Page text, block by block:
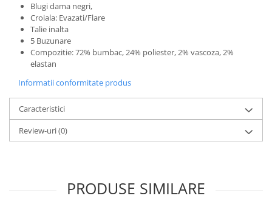
Blugi dama negri,
Croiala: Evazati/Flare
Talie inalta
5 Buzunare
Compozitie: 72% bumbac, 24% poliester, 2% vascoza, 2%
elastan
Informatii conformitate produs
Caracteristici
Review-uri(0)
PRODUSE SIMILARE